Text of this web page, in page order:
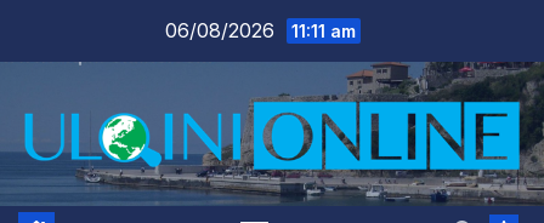
06/08/2026 11:11 am